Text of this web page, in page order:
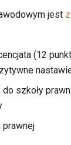
jest
(12
szkoły
prawnej